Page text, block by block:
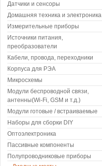
Датчики и сенсоры
Домашняя техника и электроника
Измерительные приборы
Источники питания,
преобразователи
Кабели, провода, переходники
Корпуса для РЭА
Микросхемы
Модули беспроводной связи,
антенны(Wi-Fi, GSM и т.д.)
Модули готовые / встраиваемые
Наборы для сборки DIY
Оптоэлектроника
Пассивные компоненты
Полупроводниковые приборы